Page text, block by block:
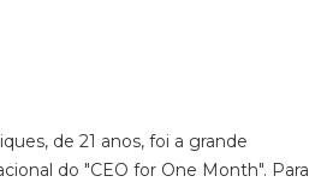
de 21 anos, foi a grande
do "CEO for One Month". Para